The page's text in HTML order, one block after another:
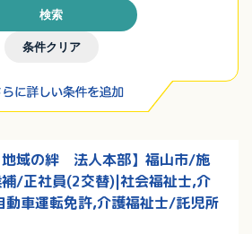
条件クリア
検索
域の絆 法人本部】福山市/施
/正社員(2交替)|社会福祉士,介
動車運転免許,介護福祉士/託児所